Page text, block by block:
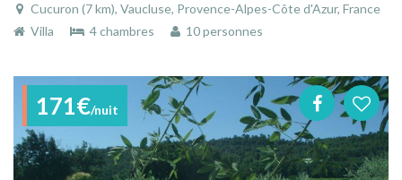
Cucuron (7 km), Vaucluse, Provence-Alpes-Côte d'Azur, France
Villa
4 chambres 10 personnes
171€/nuit